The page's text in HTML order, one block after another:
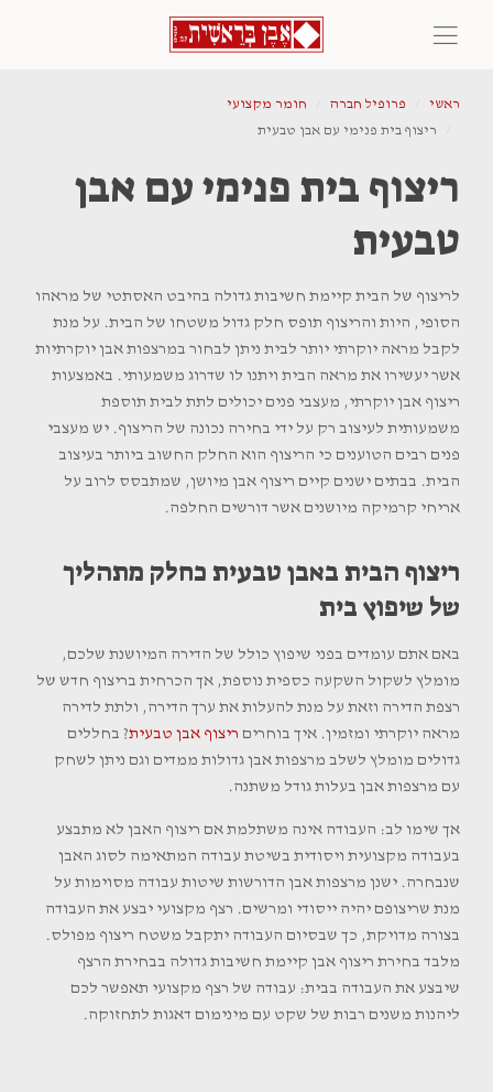
ראשי פרופיל חברה
חומר מקצועי
ריצוף בית פנימי עם אבן טבעית
ריצוף בית פנימי עם אבן
טבעית
לריצוף של הבית קיימת חשיבות גדולה בהיבט האסתטי של מראהו
הסופי, היות והריצוף תופס חלק גדול משטחו של הבית. על מנת
לקבל מראה יוקרתי יותר לבית ניתן לבחור במרצפות אבן יוקרתיות
אשר יעשירו את מראה הבית ויתנו לו שדרוג משמעותי. באמצעות
ריצוף אבן יוקרתי, מעצבי פנים יכולים לתת לבית תוספת
משמעותית לעיצוב רק על ידי בחירה נכונה של הריצוף. יש מעצבי
פנים רבים הטוענים כי הריצוף הוא החלק החשוב ביותר בעיצוב
הבית. בבתים ישנים קיים ריצוף אבן מיושן, שמתבסס לרוב על
אריחי קרמיקה מיושנים אשר דורשים החלפה.
ריצוף הבית באבן טבעית כחלק מתהליך
של שיפוץ בית
באם אתם עומדים בפני שיפוץ כולל של הדירה המיושנת שלכם,
מומלץ לשקול השקעה כספית נוספת, אך הכרחית בריצוף חדש של
רצפת הדירה וזאת על מנת להעלות את ערך הדירה, ולתת לדירה
מראה יוקרתי ומזמין. איך בוחרים ריצוף אבן טבעית? בחללים
גדולים מומלץ לשלב מרצפות אבן גדולות ממדים וגם ניתן לשחק
עם מרצפות אבן בעלות גודל משתנה.
אך שימו לב: העבודה אינה משתלמת אם ריצוף האבן לא מתבצע
בעבודה מקצועית ויסודית בשיטת עבודה המתאימה לסוג האבן
שנבחרה. ישנן מרצפות אבן הדורשות שיטות עבודה מסוימות על
מנת שריצופם יהיה ייסודי ומרשים. רצף מקצועי יבצע את העבודה
בצורה מדויקת, כך שבסיום העבודה יתקבל משטח ריצוף מפולס.
מלבד בחירת ריצוף אבן קיימת חשיבות גדולה בבחירת הרצף
שיבצע את העבודה בבית: עבודה של רצף מקצועי תאפשר לכם
ליהנות משנים רבות של שקט עם מינימום דאגות לתחזוקה.